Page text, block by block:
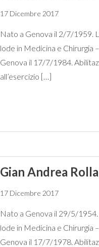
17 Dicembre 2017
Nato a Genova il 2/7/1959.
lode in Medicina e Chirurgia
Genova il 17/7/1984.
all’esercizio […]
Gian Andrea
17 Dicembre 2017
Nato a Genova il 29/5/
lode in Medicina e Chirurgia
Genova il 17/7/1978.